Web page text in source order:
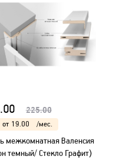
225.00
от 19.00 /мес.
межкомнатная Валенсия
темный/ Стекло Графит)